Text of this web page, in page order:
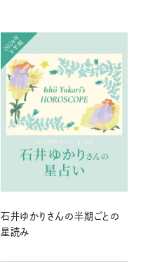
石井ゆかりさんの半期ごとの
星読み